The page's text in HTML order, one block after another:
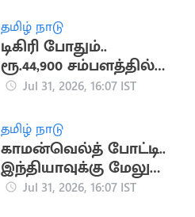
முன்னேற்றம்
தமிழ் நாடு
டிகிரி போதும்..
ரூ.44,900 சம்பளத்தில்
மத்திய அரசு வேலை
Jul 31, 2026, 16:07 IST
தமிழ் நாடு
காமன்வெல்த் போட்டி..
இந்தியாவுக்கு மேலும்
ஒரு தங்கம்
Jul 31, 2026, 16:07 IST